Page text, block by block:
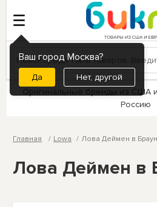
Ваш город Москва?
Нет, другой
Оригинальные бренды из США
Россию
Главная Lowa Лова Деймен в
Лова Деймен в